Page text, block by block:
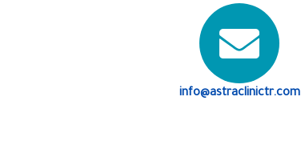
info@astraclinictr.com